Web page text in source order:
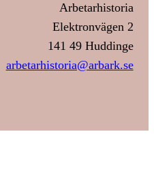
Arbetarhistoria
Elektronvägen 2
141 49 Huddinge
arbetarhistoria@arbark.se